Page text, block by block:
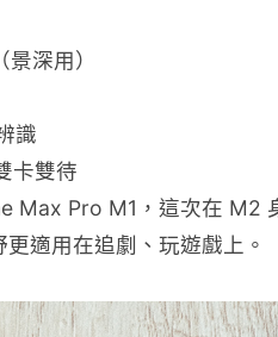
深用）
識
卡雙待
Max Pro M1，這次在 M2
適用在追劇、玩遊戲上。